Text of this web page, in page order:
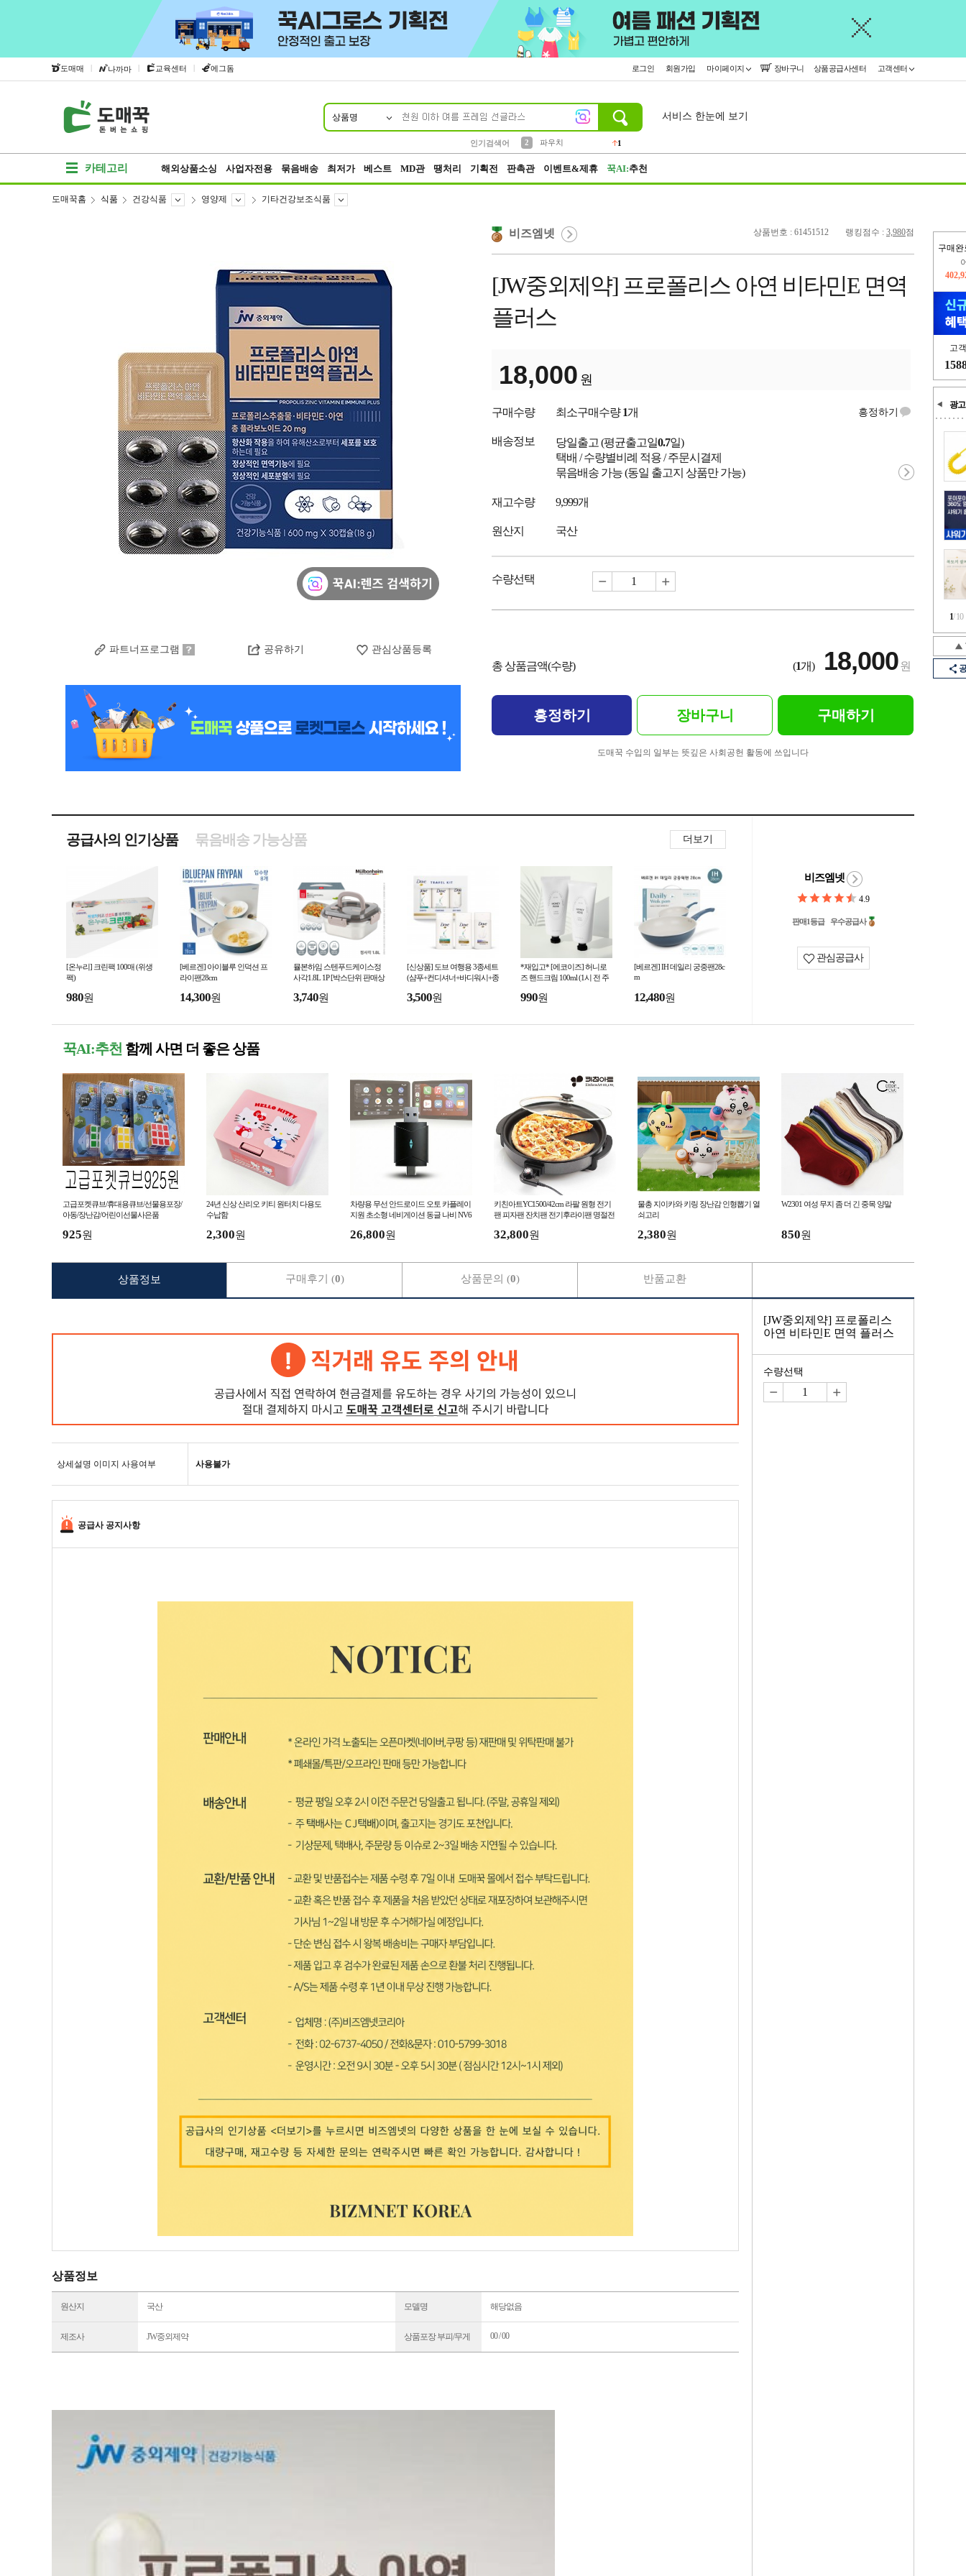
도매매 | 나까마 | 교육센터 | 에그돔 로그인 회원가입 마이페이지 장바구니 상품공급사센터 고객센터
상품명
인기검색어
2
파우치
1
서비스 한눈에 보기
카테고리 해외상품소싱 사업자전용 묶음배송 최저가 베스트 MD관 땡처리 기획전 판촉관 이벤트&제휴 꾹AI:추천
구매완
오
고
광고
1/10
도매꾹홈 식품 건강식품 영양제 기타건강보조식품
파트너프로그램 공유하기 관심상품등록
상품번호 : 61451512 랭킹점수 : 3,980점
비즈엠넷
[JW중외제약] 프로폴리스 아연 비타민E 면역
플러스
18,000 원
구매수량 최소구매수량1개 흥정하기
배송정보 당일출고 (평균출고일0.7일)
택배 / 수량별비례 적용 / 주문시결제
묶음배송 가능 (동일 출고지 상품만 가능)
재고수량 9,999개
원산지 국산
수량선택
총 상품금액(수량) (1개) 18,000원
흥정하기 장바구니 구매하기
도매꾹 수입의 일부는 뜻깊은 사회공헌 활동에 쓰입니다
공급사의 인기상품 더보기
묶음배송 가능상품
[온누리] 크린팩 100매 (위생
팩)
980원
[베르겐] 아이블루 인덕션 프
라이팬28cm
14,300원
뮬본하임 스텐푸드케이스정
사각1.8L 1P [박스단위 판매상
3,740원
[신상품] 도브 여행용 3종세트
(샴푸+컨디셔너+바디워시+종
3,500원
*재입고* [에코이즈] 허니로
즈 핸드크림 100ml (1시 전 주
990원
[베르겐] IH 데일리 궁중팬28c
m
12,480원
비즈엠넷
4.9
판매1등급 우수공급사
관심공급사
꾹AI:추천 함께 사면 더 좋은 상품
고급포켓큐브/휴대용큐브/선물용포장/
아동/장난감/어린이선물사은품
925원
24년 신상 산리오 키티 원터치 다용도
수납함
2,300원
차량용 무선 안드로이드 오토 카플레이
지원 초소형 네비게이션 동글 나비 NV6
26,800원
키친아트YC1500/42cm 라팔 원형 전기
팬 피자팬 잔치팬 전기후라이팬 명절전
32,800원
물총 지이카와 키링 장난감 인형뽑기 열
쇠고리
2,380원
W2301 여성 무지 좀 더 긴 중목 양말
850원
상세설명 이미지 사용여부 사용불가
공급사 공지사항
상품정보
원산지 국산 모델명 해당없음
제조사 JW중외제약 상품포장 부피/무게 00 / 00
상품정보 구매후기 (0) 상품문의 (0) 반품교환
[JW중외제약] 프로폴리스
아연 비타민E 면역 플러스
수량선택